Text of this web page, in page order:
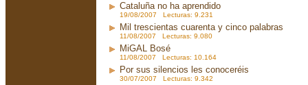
Cataluña no ha aprendido
19/08/2007 Lecturas: 9.231
Mil trescientas cuarenta y cinco palabras
11/08/2007 Lecturas: 9.080
MiGAL Bosé
11/08/2007 Lecturas: 10.164
Por sus silencios les conoceréis
30/07/2007 Lecturas: 9.342